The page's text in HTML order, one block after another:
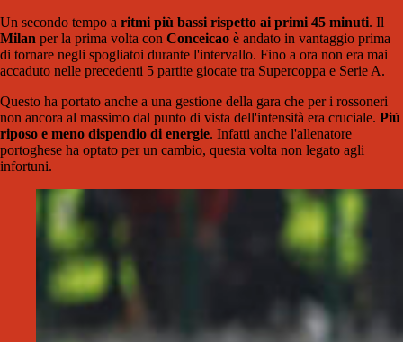
Un secondo tempo a ritmi più bassi rispetto ai primi 45 minuti. Il
Milan per la prima volta con Conceicao è andato in vantaggio prima
di tornare negli spogliatoi durante l'intervallo. Fino a ora non era mai
accaduto nelle precedenti 5 partite giocate tra Supercoppa e Serie A.
Questo ha portato anche a una gestione della gara che per i rossoneri
non ancora al massimo dal punto di vista dell'intensità era cruciale. Più
riposo e meno dispendio di energie. Infatti anche l'allenatore
portoghese ha optato per un cambio, questa volta non legato agli
infortuni.